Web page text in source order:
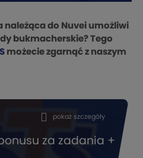
należąca do Nuvei umożliwi
bukmacherskie? Tego
możecie zgarnąć z naszym
za zadania +
pokaż szczegóły